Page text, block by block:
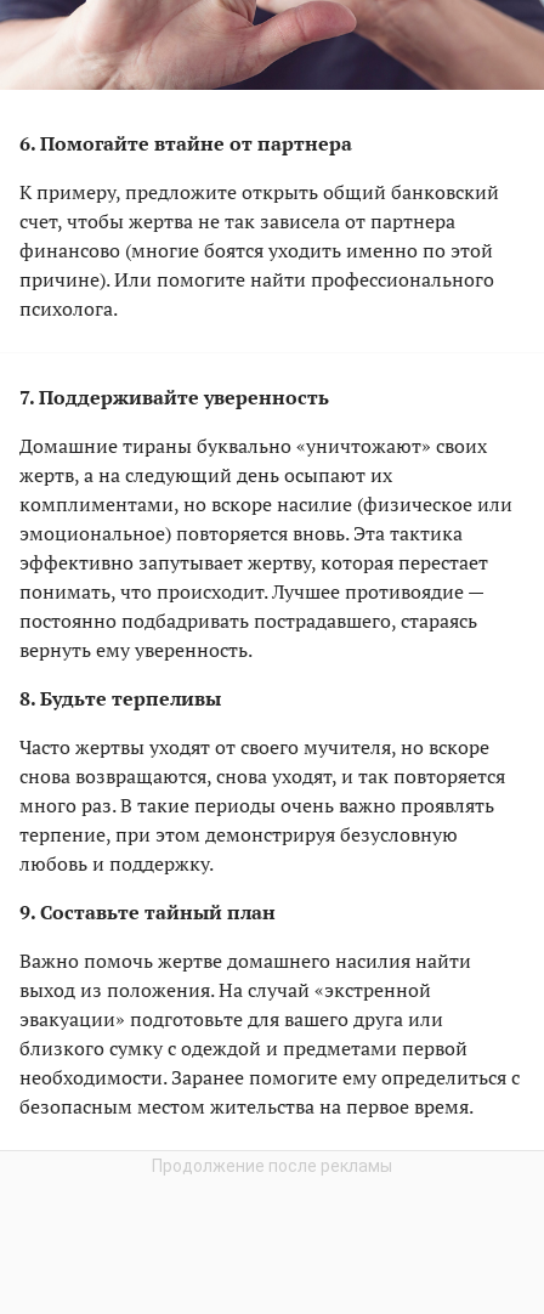
6. Помогайте втайне от партнера
К примеру, предложите открыть общий банковский
счет, чтобы жертва не так зависела от партнера
финансово (многие боятся уходить именно по этой
причине). Или помогите найти профессионального
психолога.
7. Поддерживайте уверенность
Домашние тираны буквально «уничтожают» своих
жертв, а на следующий день осыпают их
комплиментами, но вскоре насилие (физическое или
эмоциональное) повторяется вновь. Эта тактика
эффективно запутывает жертву, которая перестает
понимать, что происходит. Лучшее противоядие —
постоянно подбадривать пострадавшего, стараясь
вернуть ему уверенность.
8. Будьте терпеливы
Часто жертвы уходят от своего мучителя, но вскоре
снова возвращаются, снова уходят, и так повторяется
много раз. В такие периоды очень важно проявлять
терпение, при этом демонстрируя безусловную
любовь и поддержку.
9. Составьте тайный план
Важно помочь жертве домашнего насилия найти
выход из положения. На случай «экстренной
эвакуации» подготовьте для вашего друга или
близкого сумку с одеждой и предметами первой
необходимости. Заранее помогите ему определиться с
безопасным местом жительства на первое время.